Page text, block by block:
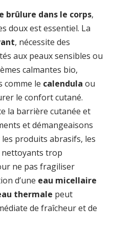
brûlure dans le corps,
doux est essentiel. La
, nécessite des
aux peaux sensibles ou
calmantes bio,
comme le calendula ou
le confort cutané.
la barrière cutanée et
et démangeaisons
les produits abrasifs, les
nettoyants trop
ne pas fragiliser
d’une eau micellaire
thermale peut
de fraîcheur et de